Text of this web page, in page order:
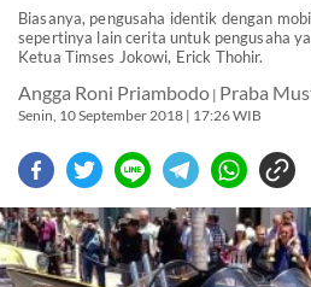
Biasanya, pengusaha identik dengan
sepertinya lain cerita untuk pengusaha
Ketua Timses Jokowi, Erick Thohir.
Angga Roni Priambodo | Praba
Senin, 10 September 2018 | 17:26 WIB